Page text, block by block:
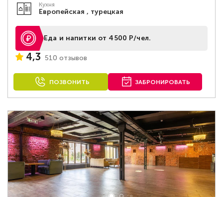
Кухня
Европейская , турецкая
Еда и напитки от 4500 Р/чел.
4,3 510 отзывов
ПОЗВОНИТЬ ЗАБРОНИРОВАТЬ